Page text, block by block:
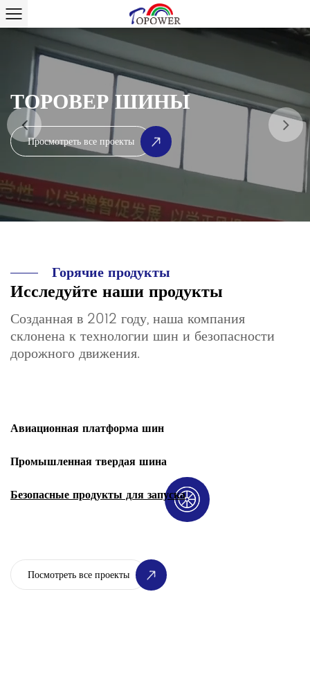
ТОРОВЕР ШИНЫ
Просмотреть все проекты
ТОРОВЕР ШИНЫ
Просмотреть все проекты
Горячие продукты
Исследуйте наши продукты
Созданная в 2012 году, наша компания
склонена к технологии шин и безопасности
дорожного движения.
Авиационная платформа шин
Промышленная твердая шина
Безопасные продукты для запуска